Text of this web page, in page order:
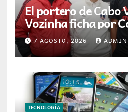
El portero de Cabo
Vozinha ficha por
JETOUR respalda
etapa
7 AGOSTO, 2026 ADMIN
TECNOLOGÍA